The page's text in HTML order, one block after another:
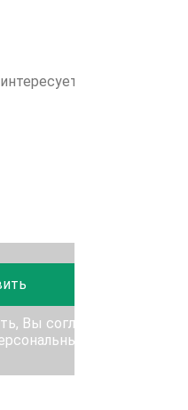
Вы соглашаетесь с
данных